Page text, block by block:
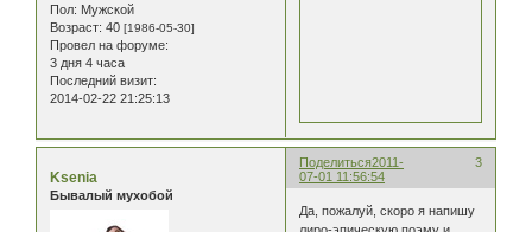
Пол: Мужской
Возраст: 40 [1986-05-30]
Провел на форуме:
3 дня 4 часа
Последний визит:
2014-02-22 21:25:13
Поделиться 3
2011-
07-01 11:56:54
Ksenia
Бывалый мухобой
Да, пожалуй, скоро я напишу